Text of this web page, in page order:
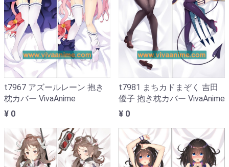
t7967 アズールレーン 抱き
枕カバー VivaAnime
¥ 0
t7981 まちカドまぞく 吉田
優子 抱き枕カバー VivaAnime
¥ 0